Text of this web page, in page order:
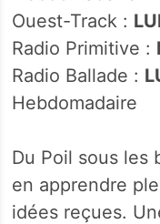
Ouest-Track :
Radio Primitive :
Radio Ballade :
Hebdomadaire
Du Poil sous les
en apprendre
idées reçues.